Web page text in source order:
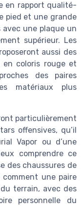
en rapport qualité-
pied et une grande
une plaque un
supérieur. Les
aussi des
en coloris rouge et
des paires
matériaux plus
particulièrement
offensives, qu’il
Vapor ou d’une
comprendre ce
des chaussures de
comment une paire
terrain, avec des
personnelle du